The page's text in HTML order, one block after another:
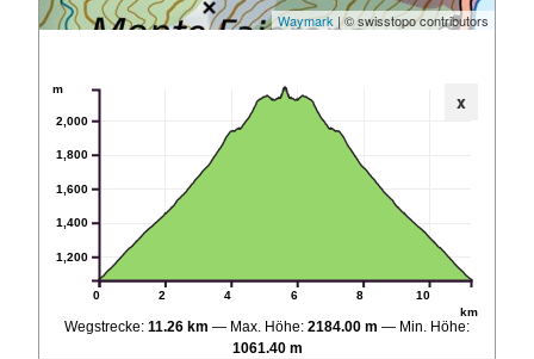
Waymark | © swisstopo contributors
x
0 2 4 6 8 10
km
1,200
1,400
1,600
1,800
2,000
m
Wegstrecke: 11.26 km Max. Höhe: 2184.00 m
Min. Höhe:
1061.40 m